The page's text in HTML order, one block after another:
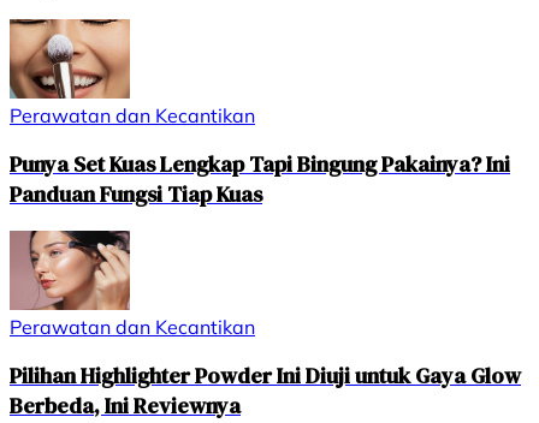
Perawatan dan Kecantikan
Punya Set Kuas Lengkap Tapi Bingung Pakainya? Ini
Panduan Fungsi Tiap Kuas
Perawatan dan Kecantikan
Pilihan Highlighter Powder Ini Diuji untuk Gaya Glow
Berbeda, Ini Reviewnya